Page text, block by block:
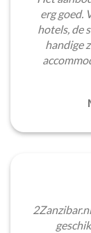
erg goed.
hotels, de
handige